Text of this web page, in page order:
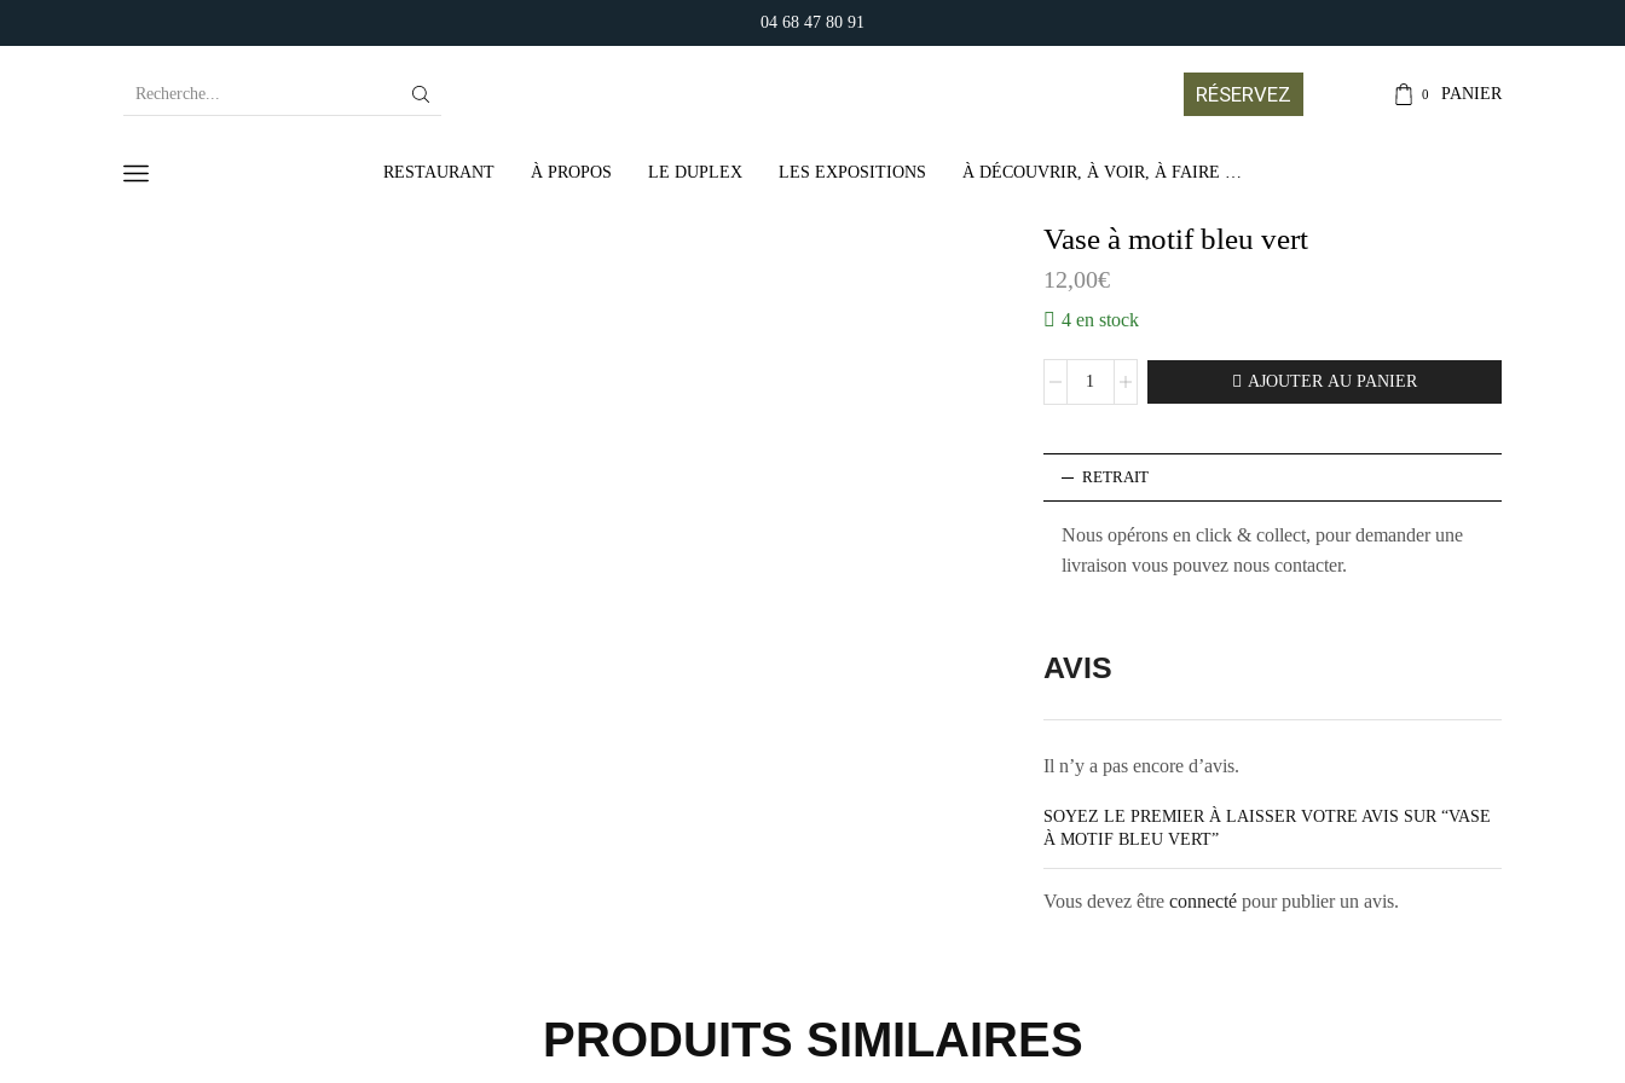
04 68 47 80 91
RÉSERVEZ 0 PANIER
RESTAURANT À PROPOS LE DUPLEX LES EXPOSITIONS À DÉCOUVRIR, À VOIR, À FAIRE …
Vase à motif bleu vert
12,00€
4 en stock
AJOUTER AU PANIER
RETRAIT
Nous opérons en click & collect, pour demander une
livraison vous pouvez nous contacter.
AVIS
Il n’y a pas encore d’avis.
SOYEZ LE PREMIER À LAISSER VOTRE AVIS SUR “VASE
À MOTIF BLEU VERT”
Vous devez être connectépour publier un avis.
PRODUITS SIMILAIRES